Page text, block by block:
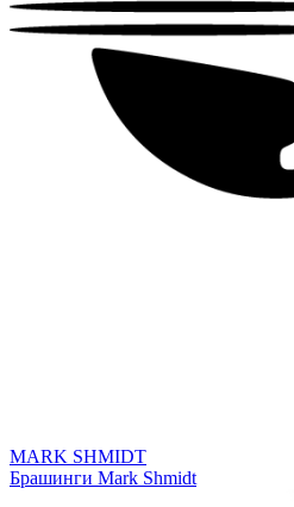
MARK SHMIDT
Брашинги Mark Shmidt